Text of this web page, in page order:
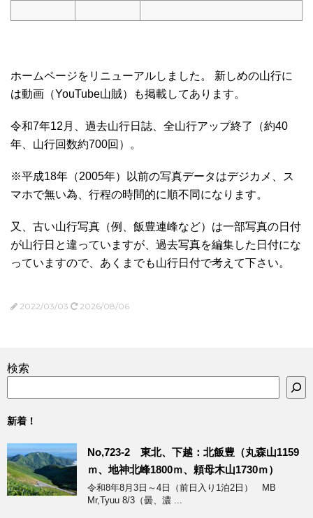
ホームページをリニューアルしました。 新しめの山行に
は動画（YouTube山賊）も掲載してあります。
令和7年12月、過去山行日誌、全山行アップ終了（約40
年、山行回数約700回）。
※平成18年（2005年）以前の写真データはデジカメ、ス
マホで無い為、行程の時間的に順不同になります。
又、古い山行写真（例、飯豊連峰など）は一部写真の日付
が山行日と違っていますが、過去写真を編集した日付にな
っていますので、あくまでも山行日付で考えて下さい。
2022/03/03 2026/08/06
検索
新着！
No,723-2 東北、下越：北飯豊（丸森山1159
ｍ、地神北峰1800ｍ、頼母木山1730ｍ）
令和8年8月3日～4日（前日入り1泊2日） MB
Mr,Tyuu 8/3（曇、濃 ...